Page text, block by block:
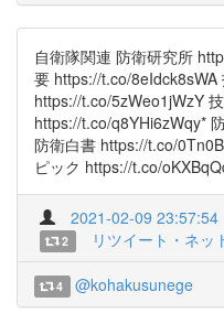
自衛隊関連 防衛研究所
要 https://t.co/8eIdck8sWA
https://t.co/5zWeo1jWzY
https://t.co/q8YHi6zWqy*
防衛白書 https://t.co/
ピック https://t.co/
2021-02-09 23:57:54
2 リツイート・ネッ
4 @kohakusunege